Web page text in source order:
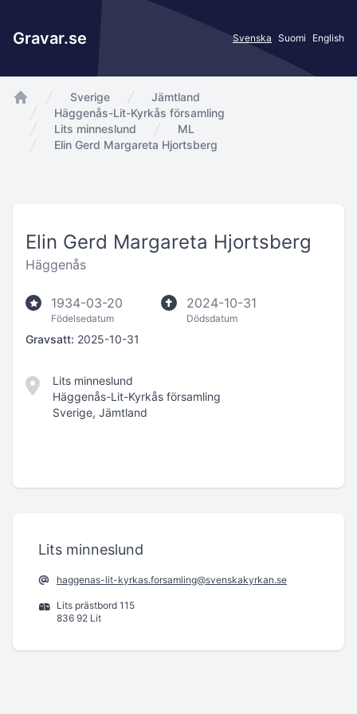
Gravar.se Svenska Suomi English
app.Start
Sverige
Jämtland
Häggenås-Lit-Kyrkås församling
Lits minneslund
ML
Elin Gerd Margareta Hjortsberg
Elin Gerd Margareta Hjortsberg
Häggenås
1934-03-20
Födelsedatum
2024-10-31
Dödsdatum
Gravsatt: 2025-10-31
Lits minneslund
Häggenås-Lit-Kyrkås församling
Sverige, Jämtland
Lits minneslund
haggenas-lit-kyrkas.forsamling@svenskakyrkan.se
Lits prästbord 115
836 92 Lit